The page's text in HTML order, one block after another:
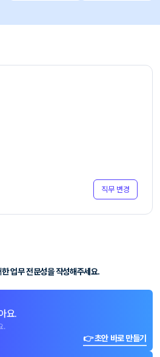
직무 변경
업무 전문성을 작성해주세요.
요.
.
👉 초안 바로 만들기